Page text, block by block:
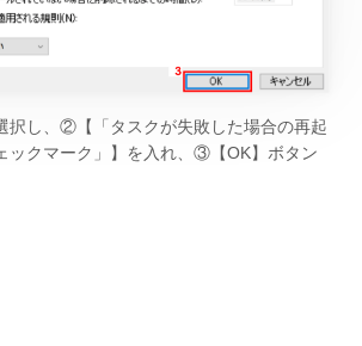
択し、②【「タスクが失敗した場合の再起
ックマーク」】を入れ、③【OK】ボタン